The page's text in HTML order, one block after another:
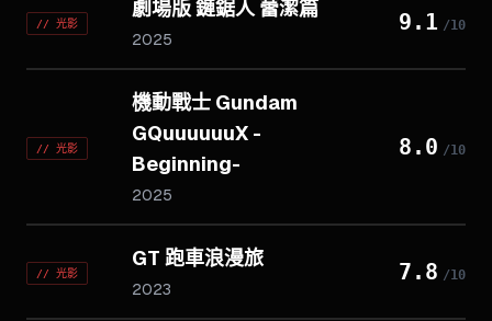
// 光影
劇場版 鏈鋸人 蕾潔篇
2025
9.1 /10
// 光影
機動戰士 Gundam
GQuuuuuuX -
Beginning-
2025
8.0 /10
// 光影
GT 跑車浪漫旅
2023
7.8 /10